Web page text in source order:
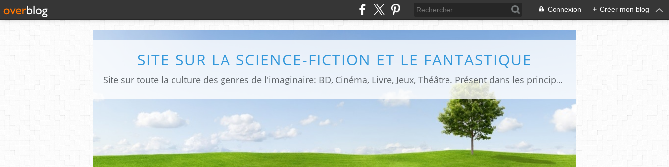
Connexion + Créer mon blog
SITE SUR LA SCIENCE-FICTION ET LE FANTASTIQUE
Site sur toute la culture des genres de l'imaginaire: BD, Cinéma, Livre, Jeux, Théâtre. Présent dans les principaux festivals de film fantastique e de science-fiction, salons et conventions.